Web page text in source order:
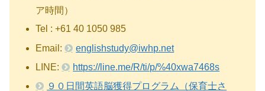
ア時間）
Tel : +61 40 1050 985
Email:
englishstudy@iwhp.net
LINE:
https://line.me/R/ti/p/%40xwa7468s
９０日間英語脳獲得プログラム（保育士さ